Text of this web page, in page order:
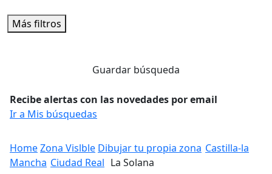
Más filtros
Guardar búsqueda
Recibe alertas con las novedades por email
Ir a Mis búsquedas
HomeZona Vislble Dibujar tu propia zona Castilla-la
Mancha Ciudad Real La Solana